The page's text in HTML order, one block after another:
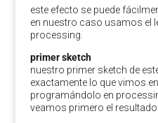
este efecto se puede
en nuestro caso usamos el
processing.
primer sketch
nuestro primer sketch de
exactamente lo que vimos
programándolo en
veamos primero el resultado: